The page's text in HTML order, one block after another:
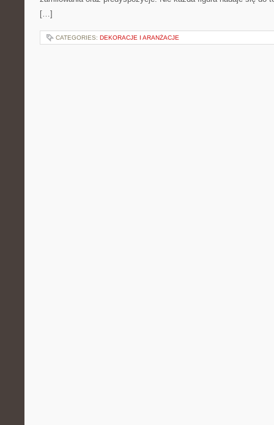
[…]
CATEGORIES: DEKORACJE I ARANŻACJE